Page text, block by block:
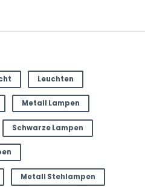
Leuchten
Metall Lampen
Schwarze Lampen
Metall Stehlampen